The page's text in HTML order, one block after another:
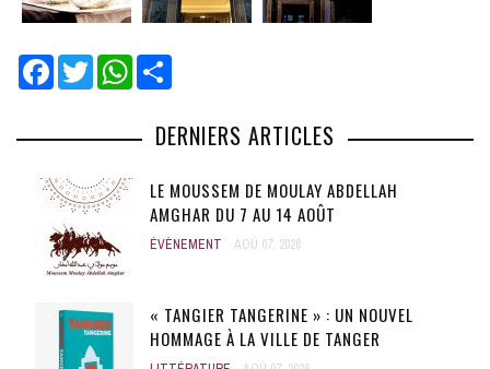
Facebook
TwitterWhatsApp
DERNIERS ARTICLES
LE MOUSSEM DE MOULAY ABDELLAH
AMGHAR DU 7 AU 14 AOÛT
ÉVÈNEMENT AOÛ 07, 2026
« TANGIER TANGERINE » : UN NOUVEL
HOMMAGE À LA VILLE DE TANGER